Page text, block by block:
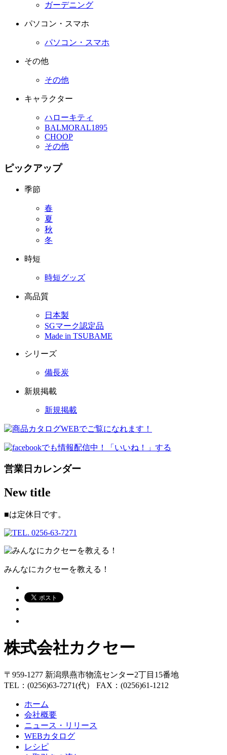
ガーデニング
パソコン・スマホ
パソコン・スマホ
その他
その他
キャラクター
ハローキティ
BALMORAL1895
CHOOP
その他
ピックアップ
季節
春
夏
秋
冬
時短
時短グッズ
高品質
日本製
SGマーク認定品
Made in TSUBAME
シリーズ
備長炭
新規掲載
新規掲載
営業日カレンダー
New title
■は定休日です。
みんなにカクセーを教える！
株式会社カクセー
〒959-1277 新潟県燕市物流センター2丁目15番地
TEL：(0256)63-7271(代） FAX：(0256)61-1212
ホーム
会社概要
ニュース・リリース
WEBカタログ
レシピ